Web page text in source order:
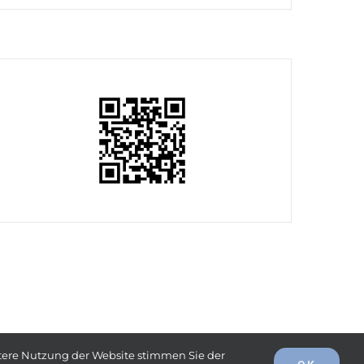
Nutzung der Website stimmen Sie der